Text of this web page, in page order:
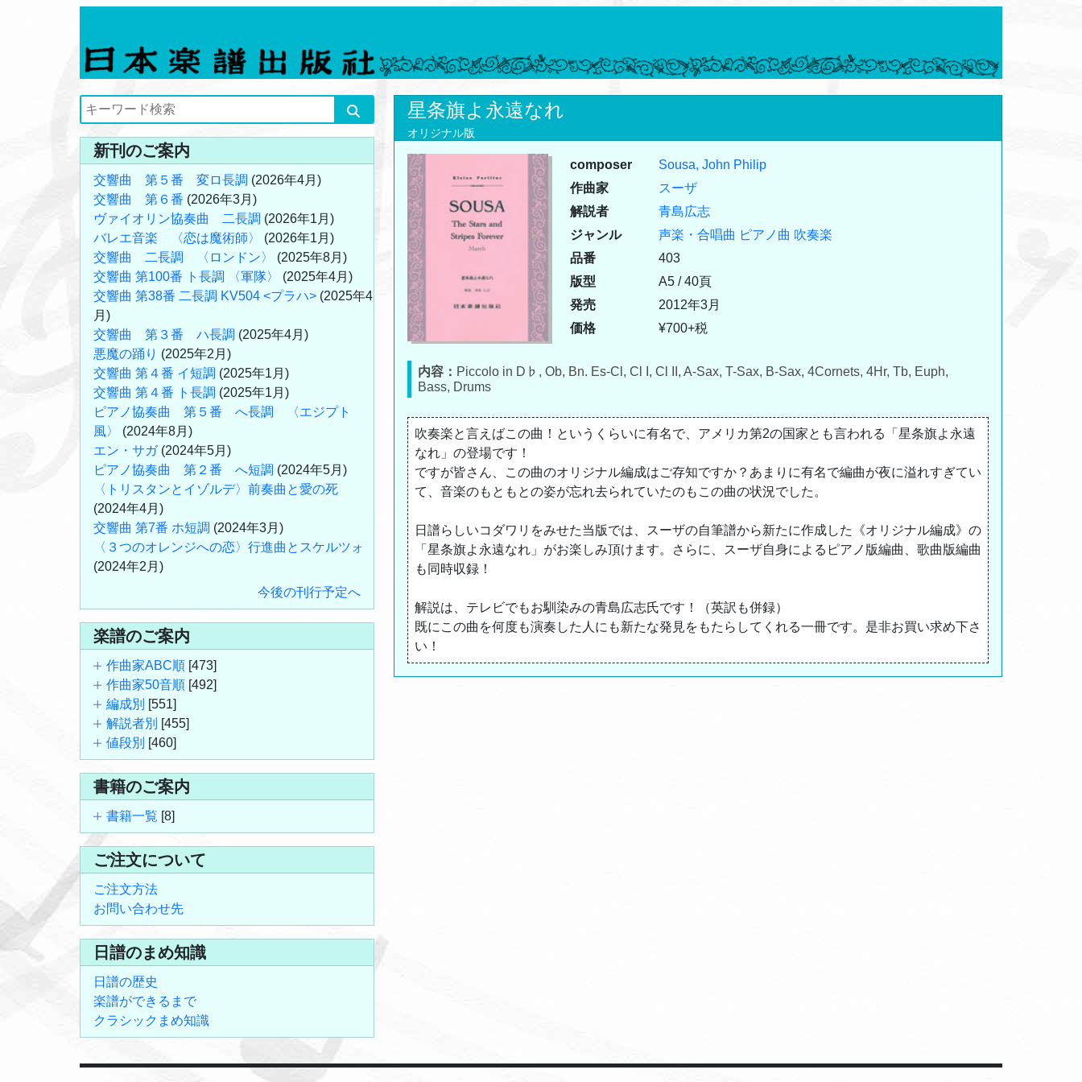
新刊のご案内
交響曲 第５番 変ロ長調 (2026年4月)
交響曲 第６番 (2026年3月)
ヴァイオリン協奏曲 二長調 (2026年1月)
バレエ音楽 〈恋は魔術師〉
(2026年1月)
交響曲 二長調 〈ロンドン〉
(2025年8月)
交響曲 第100番 ト長調 〈軍隊〉
(2025年4月)
交響曲 第38番 二長調 KV504 <プラハ> (2025年4
月)
交響曲 第３番 ハ長調 (2025年4月)
悪魔の踊り (2025年2月)
交響曲 第４番 イ短調 (2025年1月)
交響曲 第４番 ト長調 (2025年1月)
ピアノ協奏曲 第５番 へ長調 〈エジプト
風〉
(2024年8月)
エン・サガ(2024年5月)
ピアノ協奏曲 第２番 へ短調 (2024年5月)
〈トリスタンとイゾルデ〉前奏曲と愛の死
(2024年4月)
交響曲 第7番 ホ短調 (2024年3月)
〈３つのオレンジへの恋〉行進曲とスケルツォ
(2024年2月)
今後の刊行予定へ
楽譜のご案内
作曲家ABC順 [473]
作曲家50音順 [492]
編成別
[551]
解説者別
[455]
値段別
[460]
書籍のご案内
書籍一覧 [8]
ご注文について
ご注文方法
お問い合わせ先
日譜のまめ知識
日譜の歴史
楽譜ができるまで
クラシックまめ知識
星条旗よ永遠なれ
オリジナル版
composer
Sousa, John Philip
作曲家
スーザ
解説者
青島広志
ジャンル
声楽・合唱曲 ピアノ曲 吹奏楽
品番
403
版型
A5 / 40頁
発売
2012年3月
価格
¥700+税
内容： Piccolo in D♭, Ob, Bn. Es-Cl, Cl I, Cl II, A-Sax, T-Sax, B-Sax, 4Cornets, 4Hr, Tb, Euph,
Bass, Drums
吹奏楽と言えばこの曲！というくらいに有名で、アメリカ第2の国家とも言われる「星条旗よ永遠
なれ」の登場です！
ですが皆さん、この曲のオリジナル編成はご存知ですか？あまりに有名で編曲が夜に溢れすぎてい
て、音楽のもともとの姿が忘れ去られていたのもこの曲の状況でした。
日譜らしいコダワリをみせた当版では、スーザの自筆譜から新たに作成した《オリジナル編成》の
「星条旗よ永遠なれ」がお楽しみ頂けます。さらに、スーザ自身によるピアノ版編曲、歌曲版編曲
も同時収録！
解説は、テレビでもお馴染みの青島広志氏です！（英訳も併録）
既にこの曲を何度も演奏した人にも新たな発見をもたらしてくれる一冊です。是非お買い求め下さ
い！